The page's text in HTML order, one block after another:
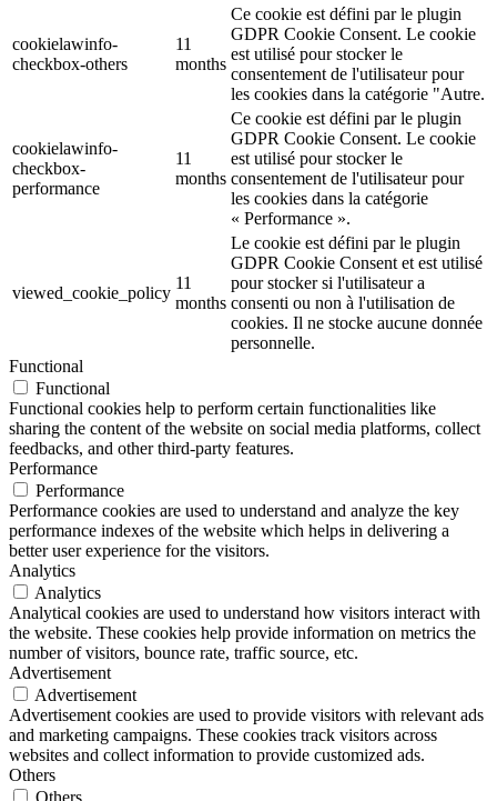
cookielawinfo-
checkbox-others
11
months
Ce cookie est défini par le plugin
GDPR Cookie Consent. Le cookie
est utilisé pour stocker le
consentement de l'utilisateur pour
les cookies dans la catégorie "Autre.
cookielawinfo-
checkbox-
performance
11
months
Ce cookie est défini par le plugin
GDPR Cookie Consent. Le cookie
est utilisé pour stocker le
consentement de l'utilisateur pour
les cookies dans la catégorie
« Performance ».
viewed_cookie_policy
11
months
Le cookie est défini par le plugin
GDPR Cookie Consent et est utilisé
pour stocker si l'utilisateur a
consenti ou non à l'utilisation de
cookies. Il ne stocke aucune donnée
personnelle.
Functional
Functional
Functional cookies help to perform certain functionalities like
sharing the content of the website on social media platforms, collect
feedbacks, and other third-party features.
Performance
Performance
Performance cookies are used to understand and analyze the key
performance indexes of the website which helps in delivering a
better user experience for the visitors.
Analytics
Analytics
Analytical cookies are used to understand how visitors interact with
the website. These cookies help provide information on metrics the
number of visitors, bounce rate, traffic source, etc.
Advertisement
Advertisement
Advertisement cookies are used to provide visitors with relevant ads
and marketing campaigns. These cookies track visitors across
websites and collect information to provide customized ads.
Others
Others